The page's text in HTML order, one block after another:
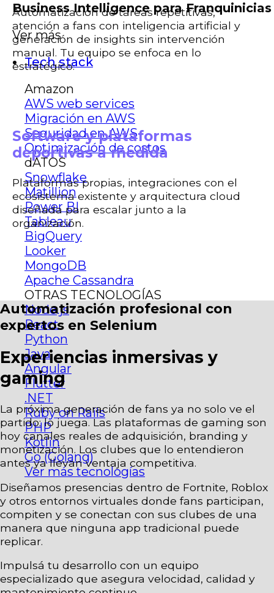
Business Intelligence para Franquinicias
Ver más
Tech stack
Amazon
AWS web services
Migración en AWS
Seguridad en AWS
Optimización de costos
dATOS
Snowflake
Matillion
Power BI
Tableau
BigQuery
Looker
MongoDB
Apache Cassandra
OTRAS TECNOLOGÍAS
Node.js
React
Python
Java
Angular
Flutter
.NET
Ruby on Rails
PHP
Kotlin
Go (Golang)
Ver más tecnologías
Automatización de tareas repetitivas,
atención a fans con inteligencia artificial y
generación de insights sin intervención
manual. Tu equipo se enfoca en lo
estratégico.
Software y plataformas
deportivas a medida
Plataformas propias, integraciones con el
ecosistema existente y arquitectura cloud
diseñada para escalar junto a la
organización.
Automatización profesional con
expertos en Selenium
Experiencias inmersivas y
gaming
La próxima generación de fans ya no solo ve el
partido: lo juega. Las plataformas de gaming son
hoy canales reales de adquisición, branding y
monetización. Los clubes que lo entendieron
antes ya llevan ventaja competitiva.
Diseñamos presencias dentro de Fortnite, Roblox
y otros entornos virtuales donde fans participan,
compiten y se conectan con sus clubes de una
manera que ninguna app tradicional puede
replicar.
Impulsá tu desarrollo con un equipo
especializado que asegura velocidad, calidad y